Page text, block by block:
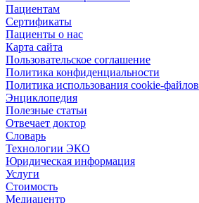
Пациентам
Сертификаты
Пациенты о нас
Карта сайта
Пользовательское соглашение
Политика конфиденциальности
Политика использования cookie-файлов
Энциклопедия
Полезные статьи
Отвечает доктор
Словарь
Технологии ЭКО
Юридическая информация
Услуги
Стоимость
Медиацентр